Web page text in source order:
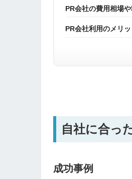
PR会社の費用相場
PR会社利用のメリ
自社に合っ
成功事例